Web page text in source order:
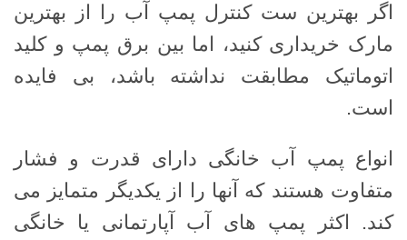
اگر بهترین ست کنترل پمپ آب را از بهترین
مارک خریداری کنید، اما بین برق پمپ و کلید
اتوماتیک مطابقت نداشته باشد، بی فایده
است.
انواع پمپ آب خانگی دارای قدرت و فشار
متفاوت هستند که آنها را از یکدیگر متمایز می
کند. اکثر پمپ های آب آپارتمانی یا خانگی